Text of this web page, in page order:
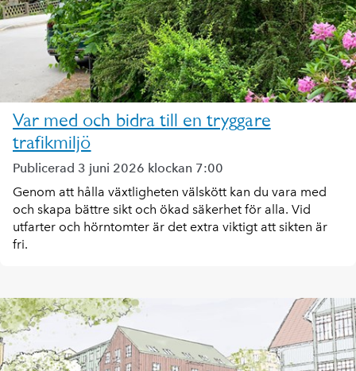
Var med och bidra till en tryggare
trafikmiljö
Publicerad 3 juni 2026 klockan 7:00
Genom att hålla växtligheten välskött kan du vara med
och skapa bättre sikt och ökad säkerhet för alla. Vid
utfarter och hörntomter är det extra viktigt att sikten är
fri.